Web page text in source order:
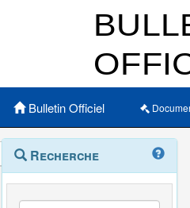
Bulletin Officiel
Navigation
et
outils
annexes
Menu
contextuel
Recherche